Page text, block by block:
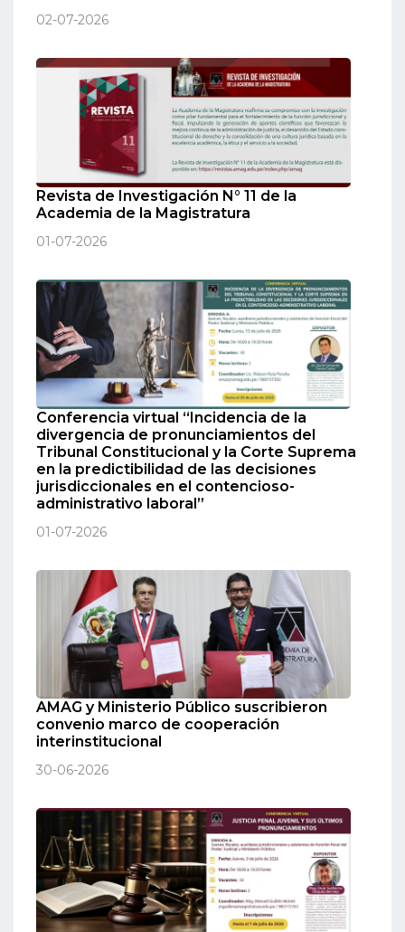
02-07-2026
Revista de Investigación N° 11 de la
Academia de la Magistratura
01-07-2026
Conferencia virtual “Incidencia de la
divergencia de pronunciamientos del
Tribunal Constitucional y la Corte Suprema
en la predictibilidad de las decisiones
jurisdiccionales en el contencioso-
administrativo laboral”
01-07-2026
AMAG y Ministerio Público suscribieron
convenio marco de cooperación
interinstitucional
30-06-2026